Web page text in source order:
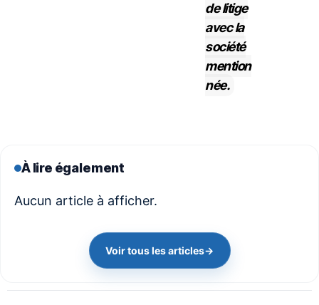
de litige
avec la
société
mention
née.
À lire également
Aucun article à afficher.
Voir tous les articles→